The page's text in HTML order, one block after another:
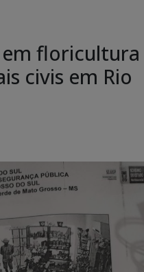
floricultura
civis em Rio